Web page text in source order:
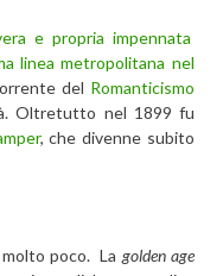
e propria impennata
linea metropolitana nel
del Romanticismo
Oltretutto nel 1899 fu
, che divenne subito
molto poco. La golden age